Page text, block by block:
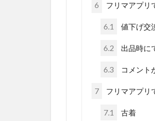
6 フリマアプリ
6.1 値下げ交
6.2 出品時に
6.3 コメント
7 フリマアプリ
7.1 古着